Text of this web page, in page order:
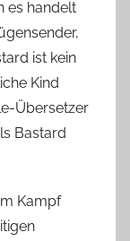
es handelt
ist kein
Kind
Übersetzer
Bastard
Kampf